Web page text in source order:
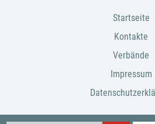
Startseite
Kontakte
Verbände
Impressum